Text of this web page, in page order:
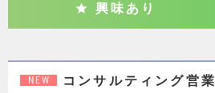
興味あり
NEW コンサルティング営業